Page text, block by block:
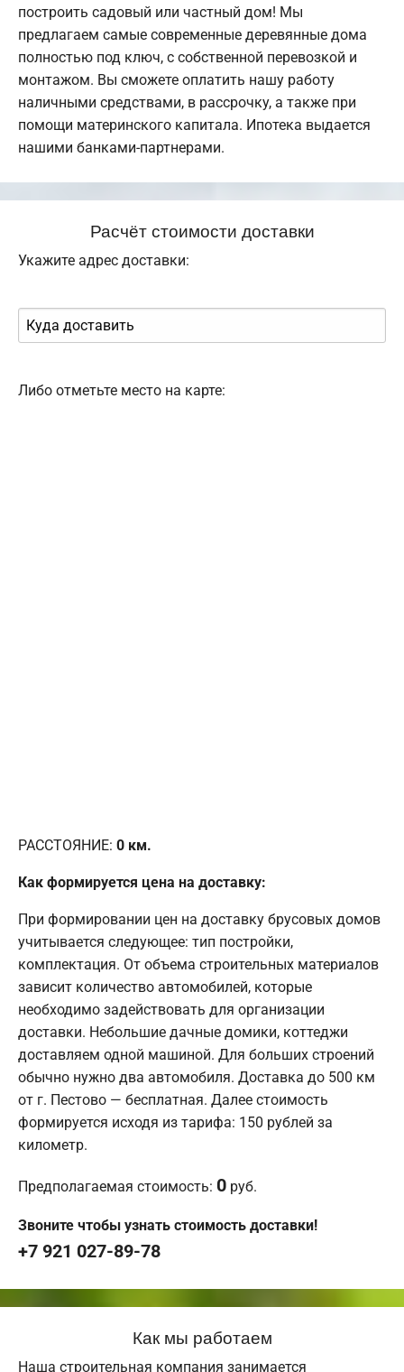
построить садовый или частный дом! Мы
предлагаем самые современные деревянные дома
полностью под ключ, с собственной перевозкой и
монтажом. Вы сможете оплатить нашу работу
наличными средствами, в рассрочку, а также при
помощи материнского капитала. Ипотека выдается
нашими банками-партнерами.
Расчёт стоимости доставки
Укажите адрес доставки:
Либо отметьте место на карте:
РАССТОЯНИЕ: 0 км.
Как формируется цена на доставку:
При формировании цен на доставку брусовых домов
учитывается следующее: тип постройки,
комплектация. От объема строительных материалов
зависит количество автомобилей, которые
необходимо задействовать для организации
доставки. Небольшие дачные домики, коттеджи
доставляем одной машиной. Для больших строений
обычно нужно два автомобиля. Доставка до 500 км
от г. Пестово — бесплатная. Далее стоимость
формируется исходя из тарифа: 150 рублей за
километр.
Предполагаемая стоимость: 0 руб.
Звоните чтобы узнать стоимость доставки!
+7 921 027-89-78
Как мы работаем
Наша строительная компания занимается